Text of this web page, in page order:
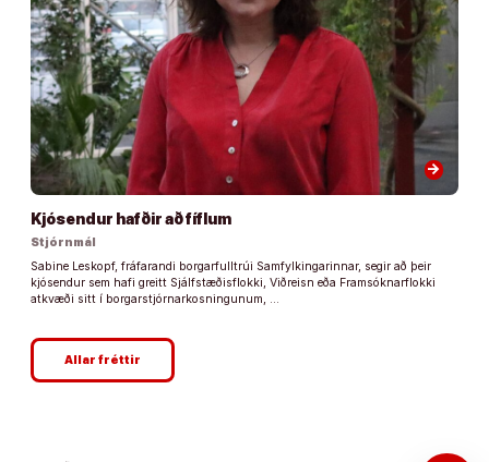
arrow_forward
Kjósendur hafðir að fíflum
Stjórnmál
Sabine Leskopf, fráfarandi borgarfulltrúi Samfylkingarinnar, segir að þeir
kjósendur sem hafi greitt Sjálfstæðisflokki, Viðreisn eða Framsóknarflokki
atkvæði sitt í borgarstjórnarkosningunum, …
Allar fréttir